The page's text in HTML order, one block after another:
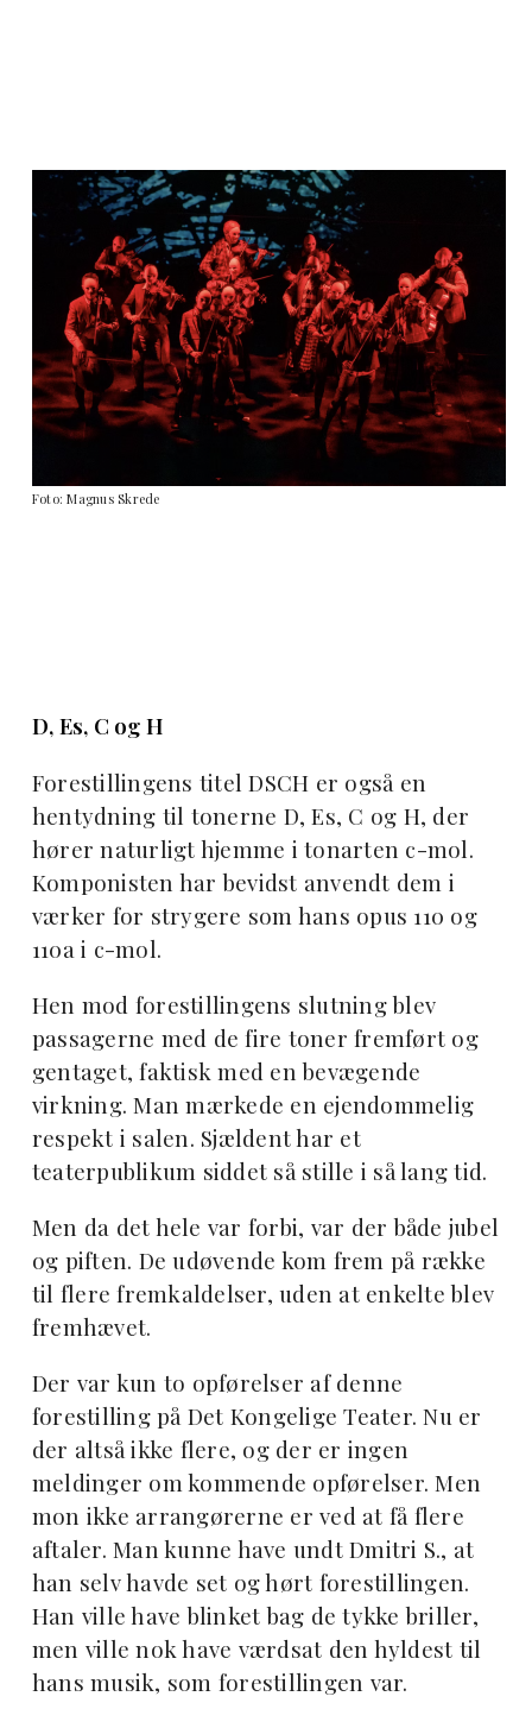
Foto: Magnus Skrede
D, Es, C og H
Forestillingens titel DSCH er også en
hentydning til tonerne D, Es, C og H, der
hører naturligt hjemme i tonarten c-mol.
Komponisten har bevidst anvendt dem i
værker for strygere som hans opus 110 og
110a i c-mol.
Hen mod forestillingens slutning blev
passagerne med de fire toner fremført og
gentaget, faktisk med en bevægende
virkning. Man mærkede en ejendommelig
respekt i salen. Sjældent har et
teaterpublikum siddet så stille i så lang tid.
Men da det hele var forbi, var der både jubel
og piften. De udøvende kom frem på række
til flere fremkaldelser, uden at enkelte blev
fremhævet.
Der var kun to opførelser af denne
forestilling på Det Kongelige Teater. Nu er
der altså ikke flere, og der er ingen
meldinger om kommende opførelser. Men
mon ikke arrangørerne er ved at få flere
aftaler. Man kunne have undt Dmitri S., at
han selv havde set og hørt forestillingen.
Han ville have blinket bag de tykke briller,
men ville nok have værdsat den hyldest til
hans musik, som forestillingen var.